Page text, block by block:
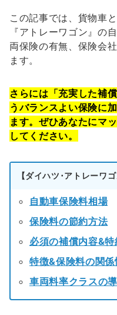
この記事では、貨物車
『アトレーワゴン』の
両保険の有無、保険会
ます。
さらには「充実した補
うバランスよい保険に
ます。ぜひあなたにマ
してください。
【ダイハツ･アトレーワ
自動車保険料相場
保険料の節約方法
必須の補償内容&特
特徴&保険料の関係
車両料率クラスの